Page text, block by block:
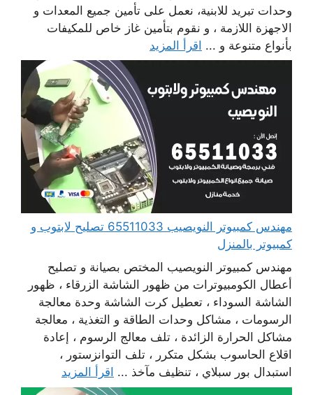
وحدات تبريد للابنية، نعمل على تأمين جميع المعدات و
الاجهزة اللازمة ، و نقوم بتأمين غاز خاص للمكيفات
بأنواع متنوعة و ... اقرأ المزيد
مهندس كمبيوتر النويصيب 65511033 تصليح لابتوب و
كمبيوتر بالمنزل
مهندس كمبيوتر النويصيب المختص بصيانة و تصليح
أعطال الكومبيوترات من ظهور الشاشة الزرقاء ، ظهور
الشاشة السوداء ، تعطيل كرت الشاشة وحدة معالجة
الرسومات ، مشاكل وحدات الطاقة و التغذية ، معالجة
مشاكل الحرارة الزائدة ، تلف معالج الرسوم ، إعادة
اقلاع الحاسوب بشكل متكرر ، تلف التوانزستور ،
استبدال بور سبلاي ، تنظيف مآخذ ... اقرأ المزيد